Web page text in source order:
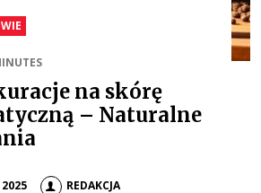
na skórę
– Naturalne
2025 REDAKCJA